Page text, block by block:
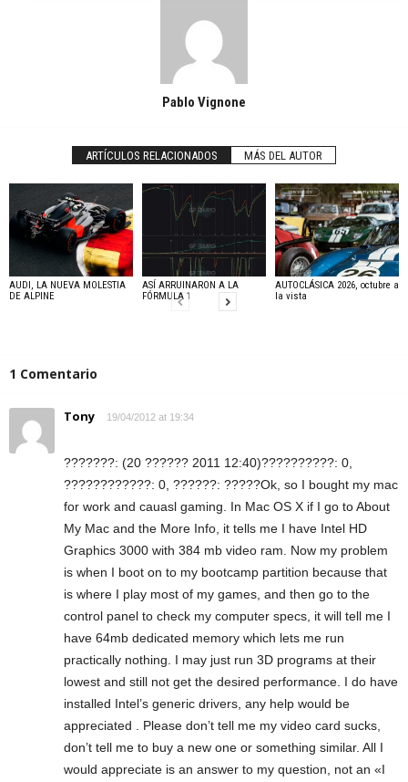
Pablo Vignone
ARTÍCULOS RELACIONADOS MÁS DEL AUTOR
AUDI, LA NUEVA MOLESTIA
DE ALPINE
ASÍ ARRUINARON A LA
FÓRMULA 1
AUTOCLÁSICA 2026, octubre a
la vista
1 Comentario
Tony 19/04/2012 at 19:34
???????: (20 ?????? 2011 12:40)??????????: 0,
????????????: 0, ??????: ?????Ok, so I bought my mac
for work and cauasl gaming. In Mac OS X if I go to About
My Mac and the More Info, it tells me I have Intel HD
Graphics 3000 with 384 mb video ram. Now my problem
is when I boot on to my bootcamp partition because that
is where I play most of my games, and then go to the
control panel to check my computer specs, it will tell me I
have 64mb dedicated memory which lets me run
practically nothing. I may just run 3D programs at their
lowest and still not get the desired performance. I do have
installed Intel’s generic drivers, any help would be
appreciated . Please don’t tell me my video card sucks,
don’t tell me to buy a new one or something similar. All I
would appreciate is an answer to my question, not an «I